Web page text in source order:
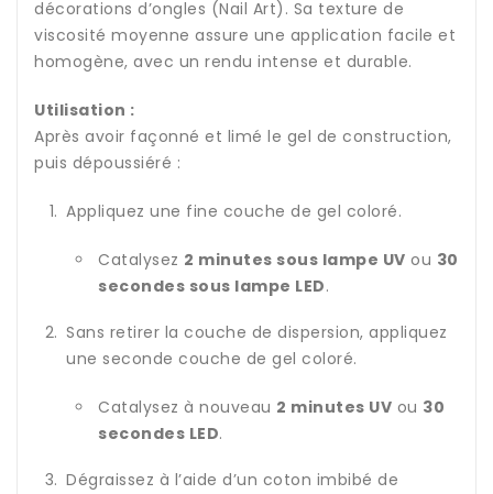
décorations d’ongles (Nail Art). Sa texture de
viscosité moyenne assure une application facile et
homogène, avec un rendu intense et durable.
Utilisation :
Après avoir façonné et limé le gel de construction,
puis dépoussiéré :
Appliquez une fine couche de gel coloré.
Catalysez 2 minutes sous lampe UV ou 30
secondes sous lampe LED.
Sans retirer la couche de dispersion, appliquez
une seconde couche de gel coloré.
Catalysez à nouveau 2 minutes UV ou 30
secondes LED.
Dégraissez à l’aide d’un coton imbibé de